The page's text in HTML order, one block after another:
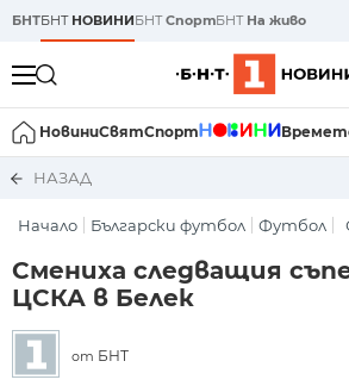
БНТБНТ НОВИНИБНТСпортБНТ На живо
НовиниСвятСпорт
НАЗАД
Начало Български футбол Футбол
Смениха следващия
ЦСКА в Белек
от БНТ